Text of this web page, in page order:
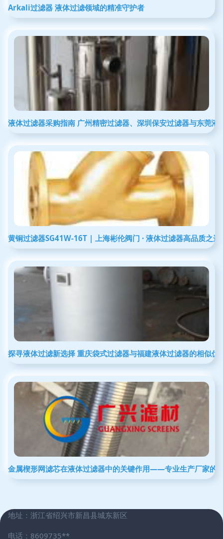
Arkali过滤器 液体过滤领域的精准守护者
液体过滤器采购指南 广州精密过滤器、深圳保安过滤器与东莞液
黄铜过滤器SG41W-16T | 上海彬伦阀门 · 液体过滤器高品质之选
探寻液体过滤新选择 重庆袋式过滤器与福建液体过滤器的相似优
金属楔形网滤芯在液体过滤器中的关键作用——专业生产厂家的
地址：浙江省绍兴市新昌县城东新区
电话：8609735**